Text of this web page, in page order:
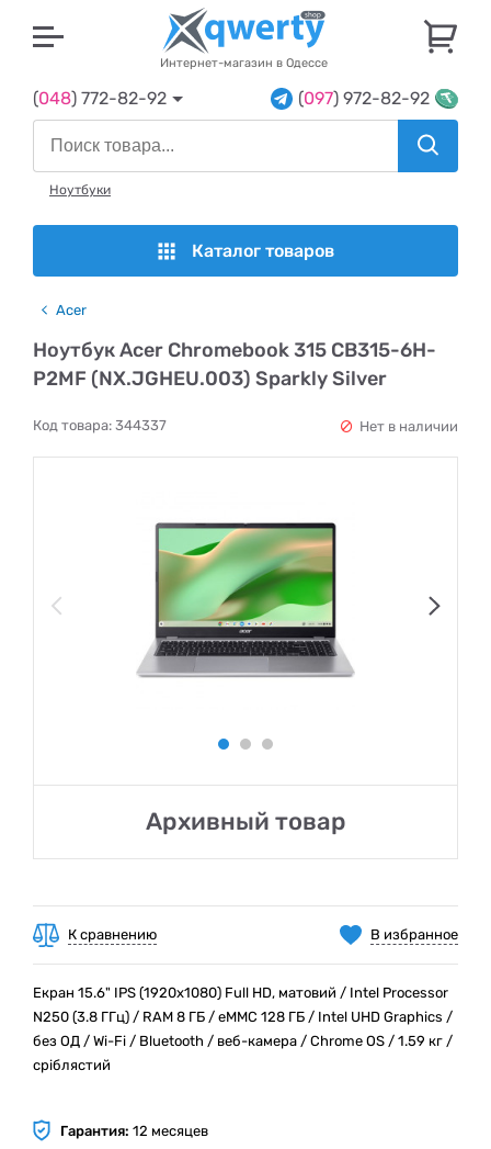
Интернет-магазин в Одессе
(048) 772-82-92 (097) 972-82-92
Ноутбуки
Каталог товаров
Acer
Ноутбук Acer Chromebook 315 CB315-6H-
P2MF (NX.JGHEU.003) Sparkly Silver
Код товара: 344337 Нет в наличии
Архивный товар
В избранное
К сравнению
Екран 15.6" IPS (1920x1080) Full HD, матовий / Intel Processor
N250 (3.8 ГГц) / RAM 8 ГБ / eMMC 128 ГБ / Intel UHD Graphics /
без ОД / Wi-Fi / Bluetooth / веб-камера / Chrome OS / 1.59 кг /
сріблястий
Гарантия: 12 месяцев